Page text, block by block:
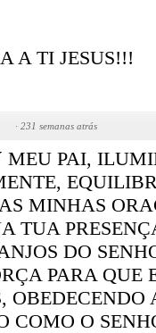
A TI JESUS!!!
· 231 semanas atrás
MEU PAI,
MINHAS
TUA
DO
PARA QUE
OBEDECENDO
COMO O